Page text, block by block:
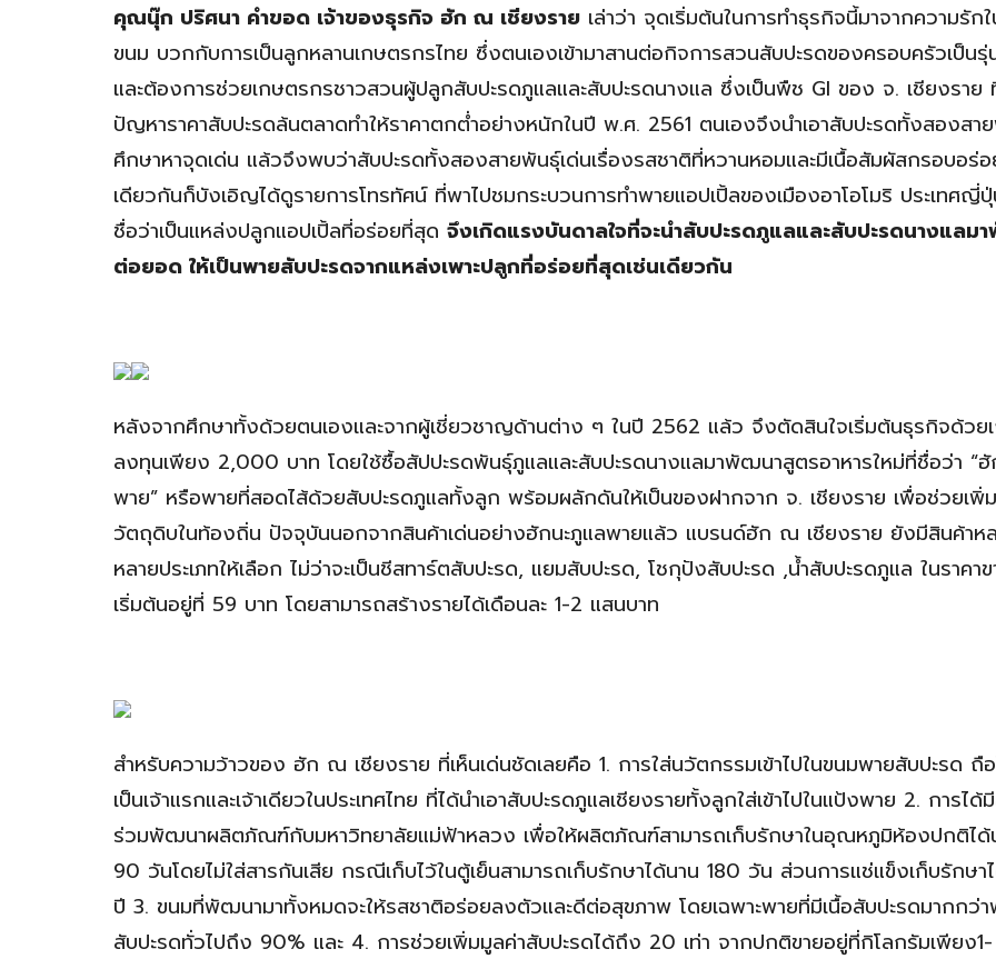
คุณนุ๊ก ปริศนา คำขอด เจ้าของธุรกิจ ฮัก ณ เชียงราย เล่าว่า จุดเริ่มต้นในการทำธุรกิจนี้มาจากความรัก
ขนม บวกกับการเป็นลูกหลานเกษตรกรไทย ซึ่งตนเองเข้ามาสานต่อกิจการสวนสับปะรดของครอบครัวเป็น
และต้องการช่วยเกษตรกรชาวสวนผู้ปลูกสับปะรดภูแลและสับปะรดนางแล ซึ่งเป็นพืช GI ของ จ. เชียงราย
ปัญหาราคาสับปะรดล้นตลาดทำให้ราคาตกต่ำอย่างหนักในปี พ.ศ. 2561 ตนเองจึงนำเอาสับปะรดทั้งสองสา
ศึกษาหาจุดเด่น แล้วจึงพบว่าสับปะรดทั้งสองสายพันธุ์เด่นเรื่องรสชาติที่หวานหอมและมีเนื้อสัมผัสกรอบอร่
เดียวกันก็บังเอิญได้ดูรายการโทรทัศน์ ที่พาไปชมกระบวนการทำพายแอปเปิ้ลของเมืองอาโอโมริ ประเทศญี่
ชื่อว่าเป็นแหล่งปลูกแอปเปิ้ลที่อร่อยที่สุด จึงเกิดแรงบันดาลใจที่จะนำสับปะรดภูแลและสับปะรดนางแลม
ต่อยอด ให้เป็นพายสับปะรดจากแหล่งเพาะปลูกที่อร่อยที่สุดเช่นเดียวกัน
หลังจากศึกษาทั้งด้วยตนเองและจากผู้เชี่ยวชาญด้านต่าง ๆ ในปี 2562 แล้ว จึงตัดสินใจเริ่มต้นธุรกิจด้วย
ลงทุนเพียง 2,000 บาท โดยใช้ซื้อสัปปะรดพันธุ์ภูแลและสับปะรดนางแลมาพัฒนาสูตรอาหารใหม่ที่ชื่อว่า “ฮั
พาย” หรือพายที่สอดไส้ด้วยสับปะรดภูแลทั้งลูก พร้อมผลักดันให้เป็นของฝากจาก จ. เชียงราย เพื่อช่วยเพิ่
วัตถุดิบในท้องถิ่น ปัจจุบันนอกจากสินค้าเด่นอย่างฮักนะภูแลพายแล้ว แบรนด์ฮัก ณ เชียงราย ยังมีสินค้าห
หลายประเภทให้เลือก ไม่ว่าจะเป็นชีสทาร์ตสับปะรด, แยมสับปะรด, โชกุปังสับปะรด ,น้ำสับปะรดภูแล ในราคา
เริ่มต้นอยู่ที่ 59 บาท โดยสามารถสร้างรายได้เดือนละ 1-2 แสนบาท
สำหรับความว้าวของ ฮัก ณ เชียงราย ที่เห็นเด่นชัดเลยคือ 1. การใส่นวัตกรรมเข้าไปในขนมพายสับปะรด ถื
เป็นเจ้าแรกและเจ้าเดียวในประเทศไทย ที่ได้นำเอาสับปะรดภูแลเชียงรายทั้งลูกใส่เข้าไปในแป้งพาย 2. การได้
ร่วมพัฒนาผลิตภัณฑ์กับมหาวิทยาลัยแม่ฟ้าหลวง เพื่อให้ผลิตภัณฑ์สามารถเก็บรักษาในอุณหภูมิห้องปกติได้
90 วันโดยไม่ใส่สารกันเสีย กรณีเก็บไว้ในตู้เย็นสามารถเก็บรักษาได้นาน 180 วัน ส่วนการแช่แข็งเก็บรักษา
ปี 3. ขนมที่พัฒนามาทั้งหมดจะให้รสชาติอร่อยลงตัวและดีต่อสุขภาพ โดยเฉพาะพายที่มีเนื้อสับปะรดมากกว่า
สับปะรดทั่วไปถึง 90% และ 4. การช่วยเพิ่มมูลค่าสับปะรดได้ถึง 20 เท่า จากปกติขายอยู่ที่กิโลกรัมเพียง